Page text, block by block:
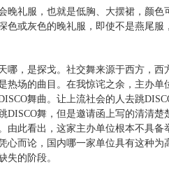
晚礼服，也就是低胸、大摆裙，颜
色或灰色的晚礼服，即使不是燕尾服
哪，是探戈。社交舞来源于西方，
热场的曲目。在我惊诧之余，主办
舞曲。让上流社会的人去跳
DISCO舞，但是邀请函上写的清清
由此看出，这家主办单位根本不具
心而论，国内哪一家单位具有这种为
失的阶段。